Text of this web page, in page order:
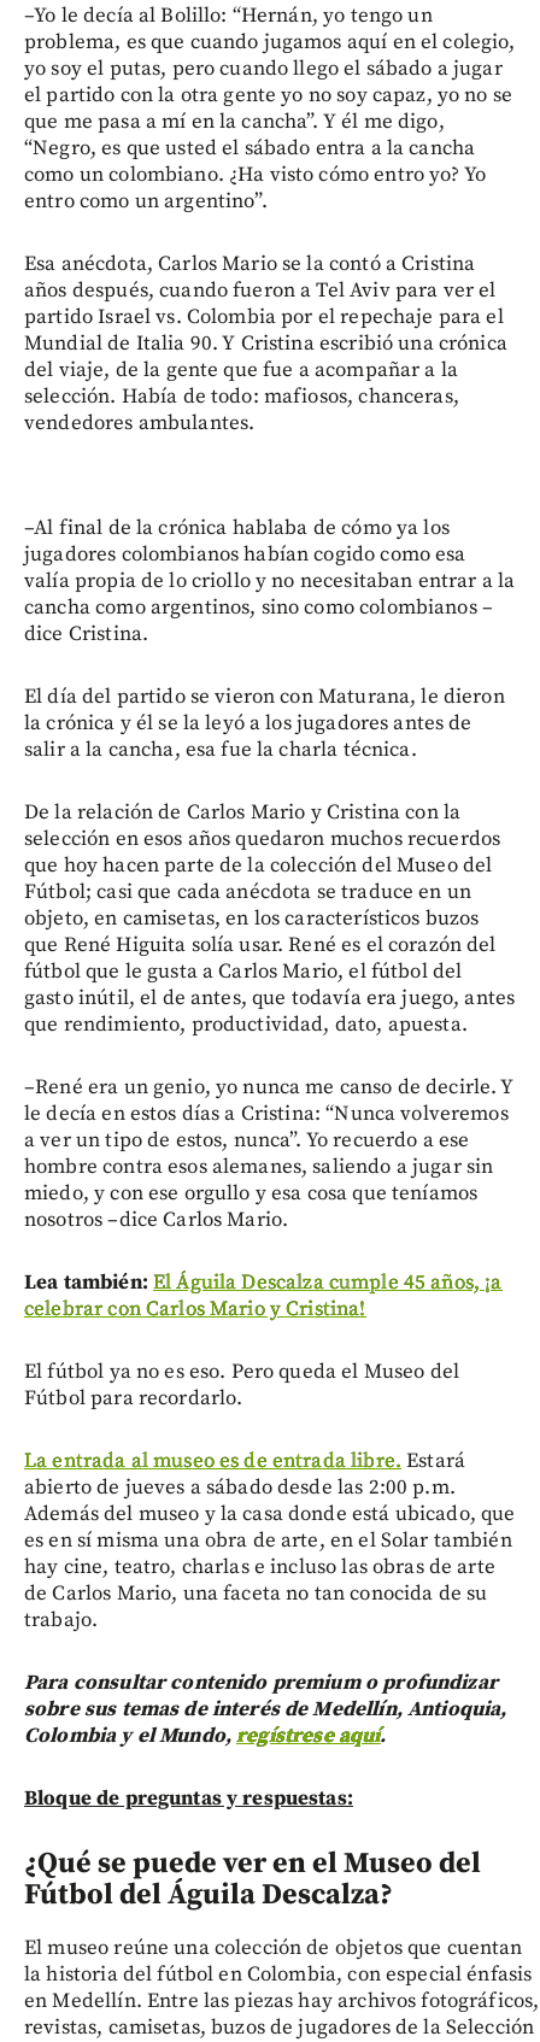
–Yo le decía al Bolillo: “Hernán, yo tengo un
problema, es que cuando jugamos aquí en el colegio,
yo soy el putas, pero cuando llego el sábado a jugar
el partido con la otra gente yo no soy capaz, yo no se
que me pasa a mí en la cancha”. Y él me digo,
“Negro, es que usted el sábado entra a la cancha
como un colombiano. ¿Ha visto cómo entro yo? Yo
entro como un argentino”.
Esa anécdota, Carlos Mario se la contó a Cristina
años después, cuando fueron a Tel Aviv para ver el
partido Israel vs. Colombia por el repechaje para el
Mundial de Italia 90. Y Cristina escribió una crónica
del viaje, de la gente que fue a acompañar a la
selección. Había de todo: mafiosos, chanceras,
vendedores ambulantes.
–Al final de la crónica hablaba de cómo ya los
jugadores colombianos habían cogido como esa
valía propia de lo criollo y no necesitaban entrar a la
cancha como argentinos, sino como colombianos –
dice Cristina.
El día del partido se vieron con Maturana, le dieron
la crónica y él se la leyó a los jugadores antes de
salir a la cancha, esa fue la charla técnica.
De la relación de Carlos Mario y Cristina con la
selección en esos años quedaron muchos recuerdos
que hoy hacen parte de la colección del Museo del
Fútbol; casi que cada anécdota se traduce en un
objeto, en camisetas, en los característicos buzos
que René Higuita solía usar. René es el corazón del
fútbol que le gusta a Carlos Mario, el fútbol del
gasto inútil, el de antes, que todavía era juego, antes
que rendimiento, productividad, dato, apuesta.
–René era un genio, yo nunca me canso de decirle. Y
le decía en estos días a Cristina: “Nunca volveremos
a ver un tipo de estos, nunca”. Yo recuerdo a ese
hombre contra esos alemanes, saliendo a jugar sin
miedo, y con ese orgullo y esa cosa que teníamos
nosotros –dice Carlos Mario.
Lea también: El Águila Descalza cumple 45 años, ¡a
celebrar con Carlos Mario y Cristina!
El fútbol ya no es eso. Pero queda el Museo del
Fútbol para recordarlo.
La entrada al museo es de entrada libre. Estará
abierto de jueves a sábado desde las 2:00 p.m.
Además del museo y la casa donde está ubicado, que
es en sí misma una obra de arte, en el Solar también
hay cine, teatro, charlas e incluso las obras de arte
de Carlos Mario, una faceta no tan conocida de su
trabajo.
Para consultar contenido premium o profundizar
sobre sus temas de interés de Medellín, Antioquia,
Colombia y el Mundo,regístrese aquí.
Bloque de preguntas y respuestas:
¿Qué se puede ver en el Museo del
Fútbol del Águila Descalza?
El museo reúne una colección de objetos que cuentan
la historia del fútbol en Colombia, con especial énfasis
en Medellín. Entre las piezas hay archivos fotográficos,
revistas, camisetas, buzos de jugadores de la Selección